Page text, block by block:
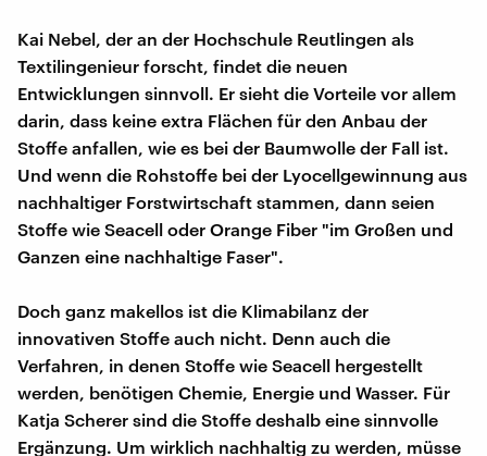
Kai Nebel, der an der Hochschule Reutlingen als
Textilingenieur forscht, findet die neuen
Entwicklungen sinnvoll. Er sieht die Vorteile vor allem
darin, dass keine extra Flächen für den Anbau der
Stoffe anfallen, wie es bei der Baumwolle der Fall ist.
Und wenn die Rohstoffe bei der Lyocellgewinnung aus
nachhaltiger Forstwirtschaft stammen, dann seien
Stoffe wie Seacell oder Orange Fiber "im Großen und
Ganzen eine nachhaltige Faser".
Doch ganz makellos ist die Klimabilanz der
innovativen Stoffe auch nicht. Denn auch die
Verfahren, in denen Stoffe wie Seacell hergestellt
werden, benötigen Chemie, Energie und Wasser. Für
Katja Scherer sind die Stoffe deshalb eine sinnvolle
Ergänzung. Um wirklich nachhaltig zu werden, müsse